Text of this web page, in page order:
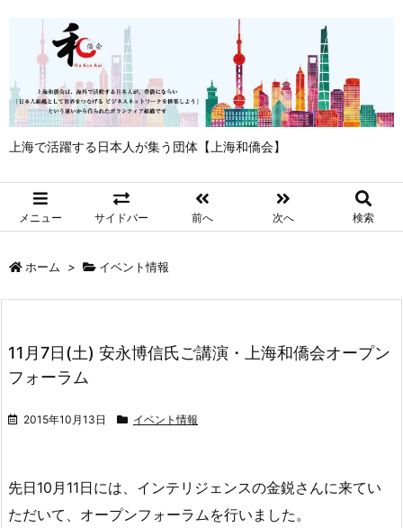
上海で活躍する日本人が集う団体【上海和僑会】
メニュー サイドバー 前へ 次へ 検索
ホーム > イベント情報
11月7日(土) 安永博信氏ご講演・上海和僑会オープン
フォーラム
2015年10月13日 イベント情報
先日10月11日には、インテリジェンスの金鋭さんに来てい
ただいて、オープンフォーラムを行いました。